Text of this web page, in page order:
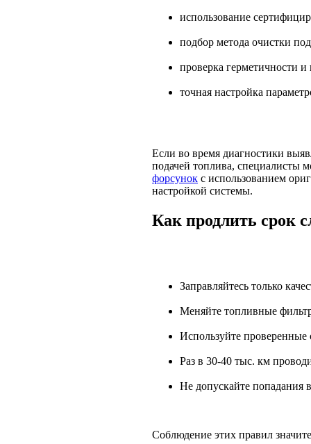
использование
подбор метода очистки
проверка герметичности
точная настройка
Если во время диагностики
подачей топлива, специалисты
форсунок с использованием
настройкой системы.
Как продлить срок
Заправляйтесь только
Меняйте топливные
Используйте проверенные
Раз в 30-40 тыс. км
Не допускайте попадания
Соблюдение этих правил